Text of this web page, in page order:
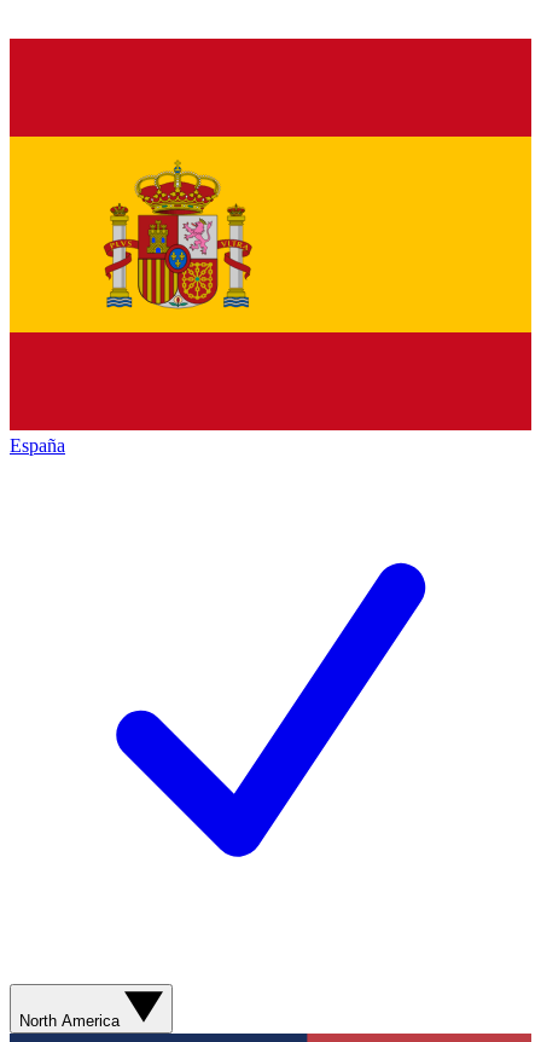
España
North America